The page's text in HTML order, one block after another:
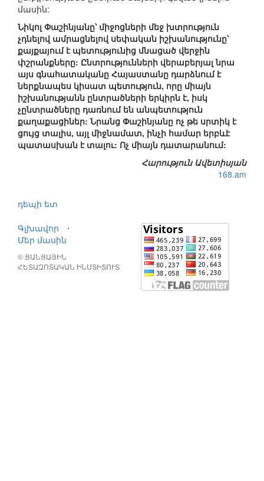
մասին:
Նիկոլ Փաշինյանը՝ միջոցների մեջ խտրություն
չդնելով ամրացնելով սեփական իշխանությունը՝
քայքայում է պետությունից մնացած վերջին
փշրանքները: Ընտրությունների վերաբերյալ նրա
այս գնահատականը Հայաստանը դարձնում է
ներքնապես կիսատ պետություն, որը միայն
իշխանությանն ընտրածների երկիրն է, իսկ
չընտրածները դառնում են անպետություն
քաղաքացիներ: Նրանց Փաշինյանը ոչ թե սրտիկ է
ցույց տալիս, այլ միջնամատ, ինչի համար երբևէ
պատասխան է տալու: Ոչ միայն դատարանում:
Հարություն Ավետիսյան
168.am
դեպի ետ
Գլխավոր
⋅
Մեր մասին
© ՑԱՆՑԱՅԻՆ
ՀԵՏԱԶՈՏԱԿԱՆ ԻՆՍՏԻՏՈՒՏ